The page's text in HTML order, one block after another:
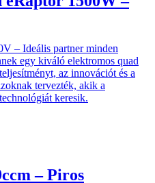
– Ideális partner minden
egy kiváló elektromos quad
az innovációt és a
tervezték, akik a
keresik.
– Piros